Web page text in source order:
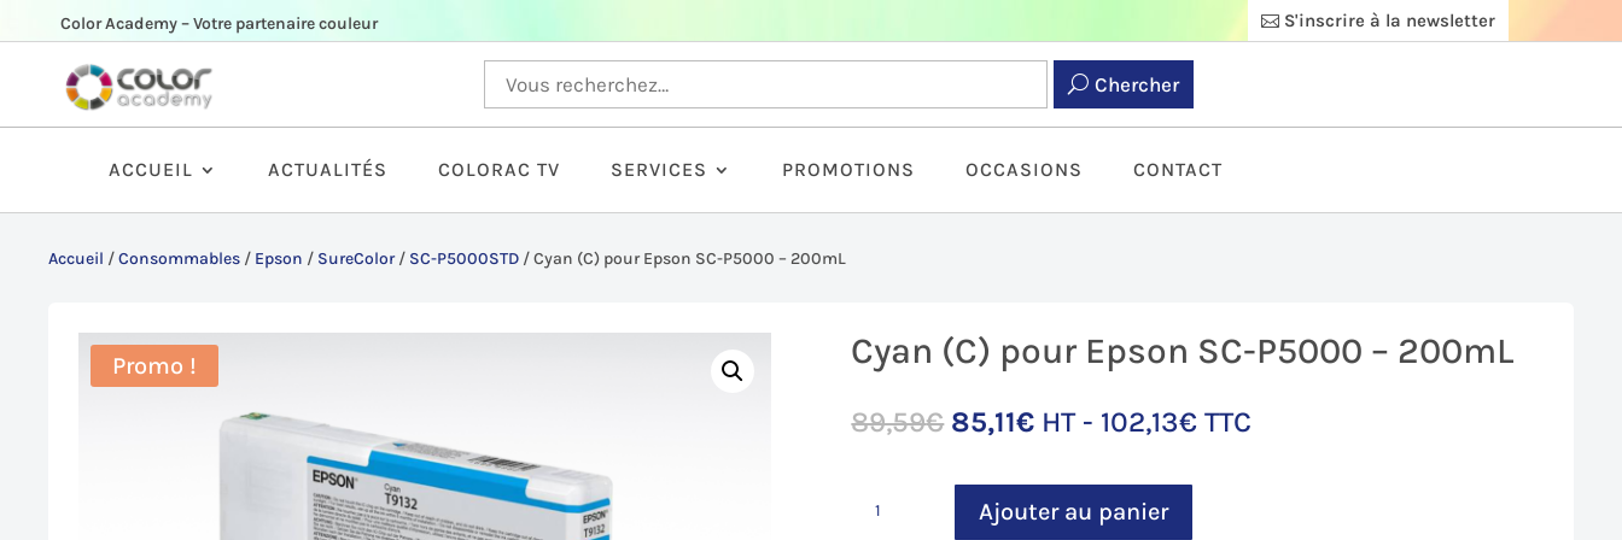
Color Academy – Votre partenaire couleur S'inscrire à la newsletter
Chercher
ACCUEIL ACTUALITÉS COLORAC TV SERVICES PROMOTIONS OCCASIONS CONTACT
Accueil /Consommables / Epson / SureColor/ SC-P5000STD /Cyan (C) pour Epson SC-P5000 – 200mL
Promo ! Cyan (C) pour Epson SC-P5000 – 200mL
89,59€ Le
initial
était :
89,59€.
85,11€Le
actuel
est :
85,11€.
HT - 102,13€ TTC
Ajouter au panier